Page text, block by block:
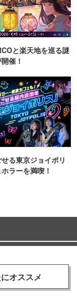
と楽天地を巡る謎
催！
る東京ジョイポリ
ラーを満喫！
オススメ